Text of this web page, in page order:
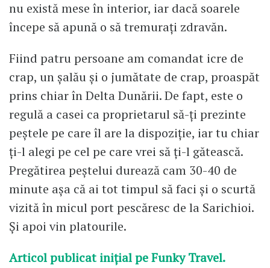
nu există mese în interior, iar dacă soarele
începe să apună o să tremurați zdravăn.
Fiind patru persoane am comandat icre de
crap, un șalău și o jumătate de crap, proaspăt
prins chiar în Delta Dunării. De fapt, este o
regulă a casei ca proprietarul să-ți prezinte
peștele pe care îl are la dispoziție, iar tu chiar
ți-l alegi pe cel pe care vrei să ți-l gătească.
Pregătirea peștelui durează cam 30-40 de
minute așa că ai tot timpul să faci și o scurtă
vizită în micul port pescăresc de la Sarichioi.
Și apoi vin platourile.
Articol publicat inițial pe Funky Travel.